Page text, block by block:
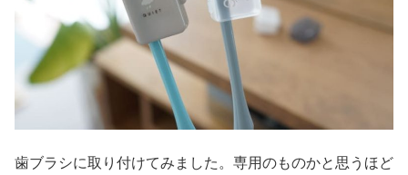
歯ブラシに取り付けてみました。専用のものかと思うほど